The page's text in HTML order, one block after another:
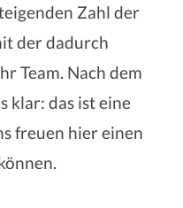
Zahl der
der dadurch
Team. Nach dem
klar: das ist eine
freuen hier einen